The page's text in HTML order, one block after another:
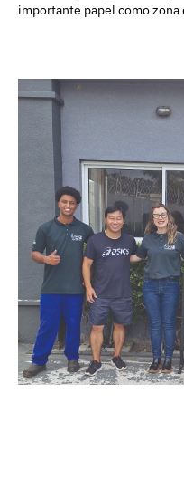
importante papel como zona